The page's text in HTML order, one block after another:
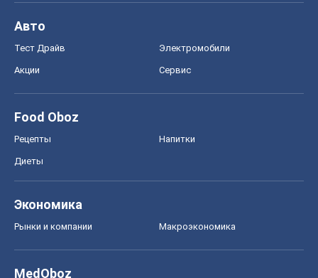
Авто
Тест Драйв Электромобили
Акции Сервис
Food Oboz
Рецепты Напитки
Диеты
Экономика
Рынки и компании Mакроэкономика
MedOboz